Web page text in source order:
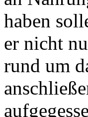
haben
er nicht
rund um